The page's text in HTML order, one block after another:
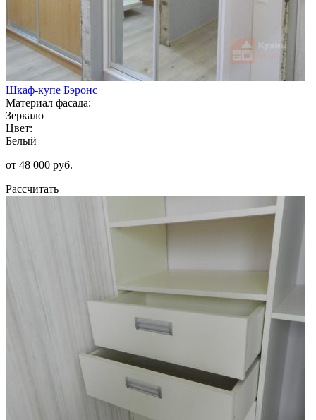
Шкаф-купе Бэронс
Материал фасада:
Зеркало
Цвет:
Белый
от 48 000 руб.
Рассчитать